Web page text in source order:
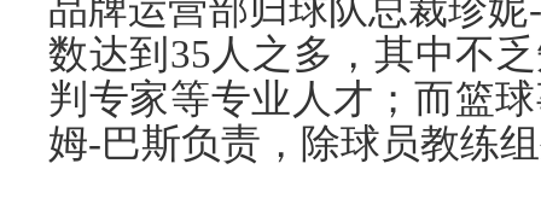
品牌运营部归球队总裁珍
数达到35人之多，其中不
判专家等专业人才；而篮
姆-巴斯负责，除球员教练